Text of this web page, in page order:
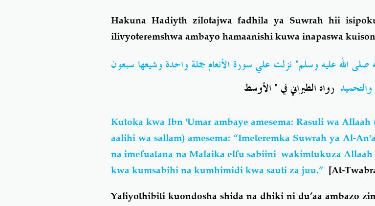
Hakuna Hadiyth zilotajwa fadhila ya Suwrah hii
ilivyoteremshwa ambayo hamaanishi kuwa inapaswa
الله عليه وسلم" نزلت علي سورة الأنعام جملة واحدة وشيعها سبعون
والتحميدرواه الطبراني في " الأوسط
Kutoka kwa Ibn 'Umar ambaye amesema: Rasuli wa
aalihi wa sallam) amesema: “Imeteremka Suwrah ya Al-
na imefuatana na Malaika elfu sabiini wakimtukuza Allaah
kwa kumsabihi na kumhimidi kwa sauti za juu.” [At-
Yaliyothibiti kuondosha shida na dhiki ni du’aa ambazo